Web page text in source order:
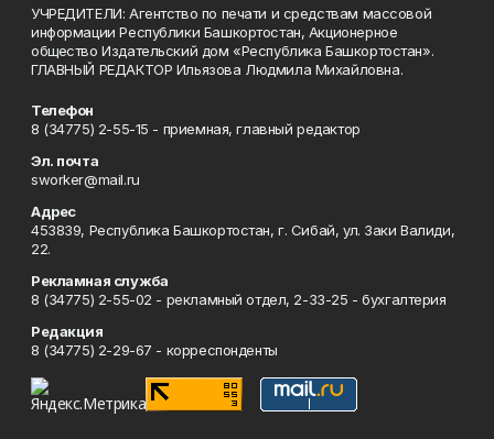
УЧРЕДИТЕЛИ: Агентство по печати и средствам массовой
информации Республики Башкортостан, Акционерное
общество Издательский дом «Республика Башкортостан».
ГЛАВНЫЙ РЕДАКТОР Ильязова Людмила Михайловна.
Телефон
8 (34775) 2-55-15 - приемная, главный редактор
Эл. почта
sworker@mail.ru
Адрес
453839, Республика Башкортостан, г. Сибай, ул. Заки Валиди,
22.
Рекламная служба
8 (34775) 2-55-02 - рекламный отдел, 2-33-25 - бухгалтерия
Редакция
8 (34775) 2-29-67 - корреспонденты